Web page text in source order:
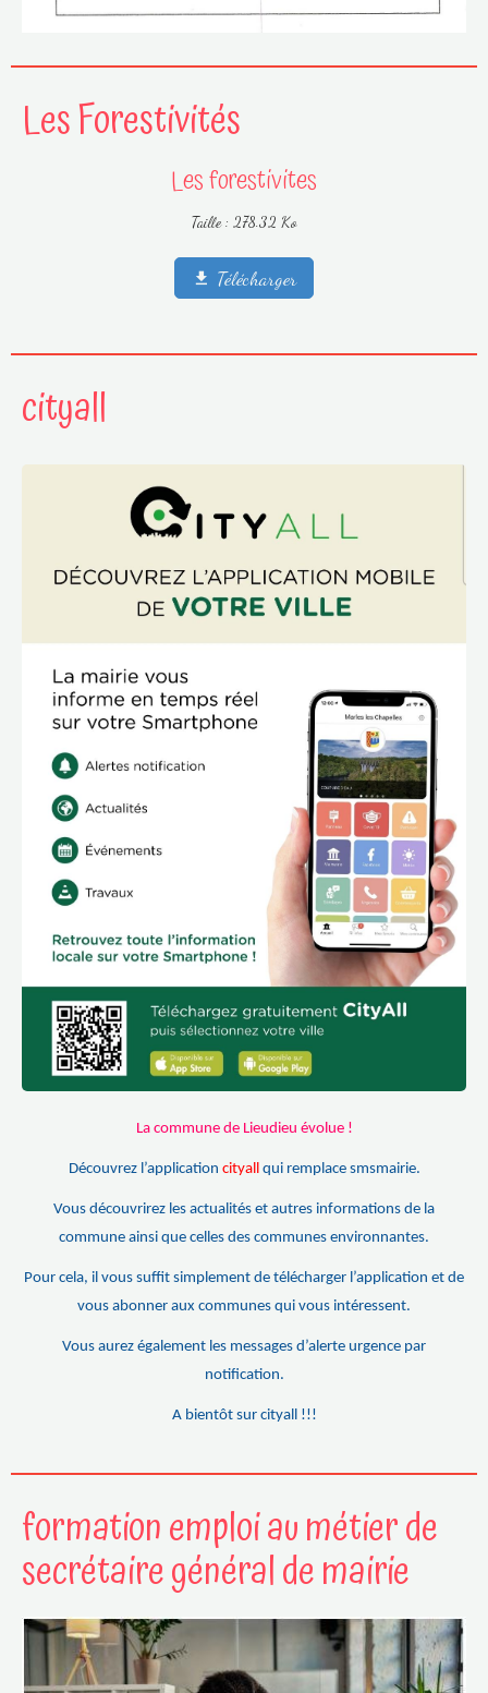
Les Forestivités
Les forestivites
Taille : 278.32 Ko
Télécharger
cityall
La commune de Lieudieu évolue !
Découvrez l’application cityall qui remplace smsmairie.
Vous découvrirez les actualités et autres informations de la
commune ainsi que celles des communes environnantes.
Pour cela, il vous suffit simplement de télécharger l’application et de
vous abonner aux communes qui vous intéressent.
Vous aurez également les messages d’alerte urgence par
notification.
A bientôt sur cityall !!!
formation emploi au métier de
secrétaire général de mairie